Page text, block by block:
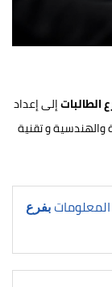
الطالباتإلى إعداد
و تقنية
المعلوماتبفرع